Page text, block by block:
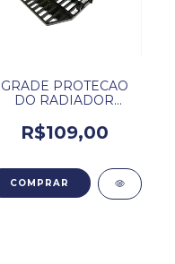
GRADE PROTECAO
DO RADIADOR
HORIZON 250 DAFRA
R$109,00